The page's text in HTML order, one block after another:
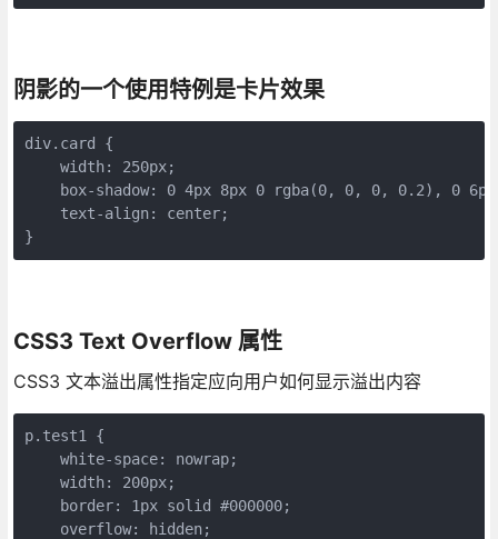
阴影的一个使用特例是卡片效果
div.card {
    width: 250px;
box-shadow: 0 4px 8px 0 rgba(0, 0, 0, 0.2), 0
    text-align: center;
}
CSS3 Text Overflow 属性
CSS3 文本溢出属性指定应向用户如何显示溢出内容
p.test1 {
    white-space: nowrap;
    width: 200px;
    border: 1px solid #000000;
    overflow: hidden;